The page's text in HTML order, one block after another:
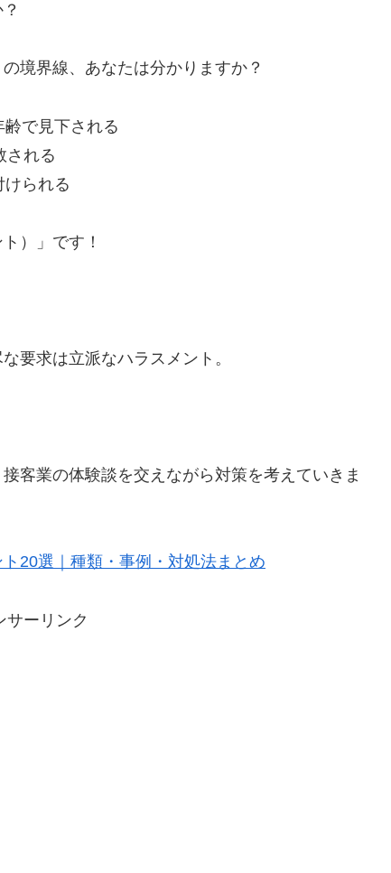
境界線、あなたは分かりますか？
で見下される
される
けられる
）」です！
要求は立派なハラスメント。
客業の体験談を交えながら対策を考えていきま
20選｜種類・事例・対処法まとめ
サーリンク